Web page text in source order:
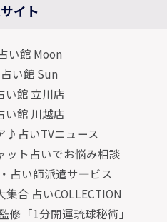
イト
い館 Moon
い館 Sun
館 立川店
館 川越店
♪占いTVニュース
ット占いでお悩み相談
占い師派遣サ―ビス
合 占いCOLLECTION
修「1分開運琉球秘術」